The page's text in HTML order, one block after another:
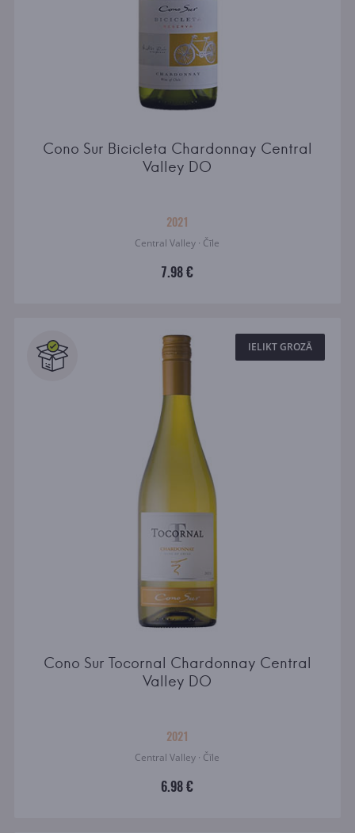
Cono Sur Bicicleta Chardonnay Central
Valley DO
2021
Central Valley · Čīle
7.98 €
IELIKT GROZĀ
Cono Sur Tocornal Chardonnay Central
Valley DO
2021
Central Valley · Čīle
6.98 €